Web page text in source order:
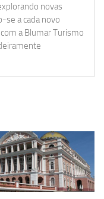
novas
se a cada novo
a Blumar Turismo